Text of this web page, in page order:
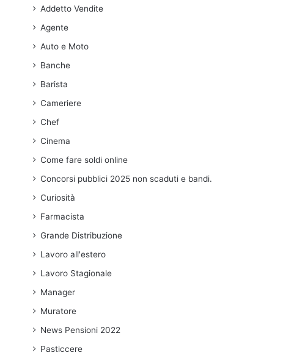
Addetto Vendite
Agente
Auto e Moto
Banche
Barista
Cameriere
Chef
Cinema
Come fare soldi online
Concorsi pubblici 2025 non scaduti e bandi.
Curiosità
Farmacista
Grande Distribuzione
Lavoro all'estero
Lavoro Stagionale
Manager
Muratore
News Pensioni 2022
Pasticcere